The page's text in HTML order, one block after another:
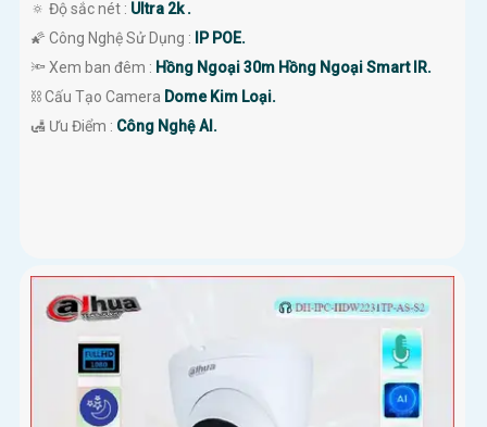
🔅 Độ sắc nét : Ultra 2k .
🌠 Công Nghệ Sử Dụng : IP POE.
🔦 Xem ban đêm : Hồng Ngoại 30m Hồng Ngoại Smart IR.
⛓ Cấu Tạo Camera Dome Kim Loại.
️🛃 Ưu Điểm : Công Nghệ AI.